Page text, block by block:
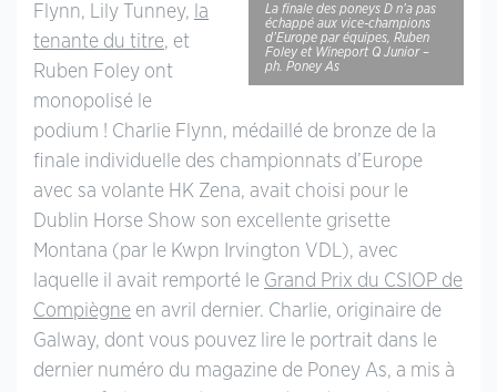
La finale des poneys D n’a pas
échappé aux vice-champions
d’Europe par équipes, Ruben
Foley et Wineport Q Junior –
ph. Poney As
Flynn, Lily Tunney, la
tenante du titre, et
Ruben Foley ont
monopolisé le
podium ! Charlie Flynn, médaillé de bronze de la
finale individuelle des championnats d’Europe
avec sa volante HK Zena, avait choisi pour le
Dublin Horse Show son excellente grisette
Montana (par le Kwpn Irvington VDL), avec
laquelle il avait remporté le Grand Prix du CSIOP de
Compiègne en avril dernier. Charlie, originaire de
Galway, dont vous pouvez lire le portrait dans le
dernier numéro du magazine de Poney As, a mis à